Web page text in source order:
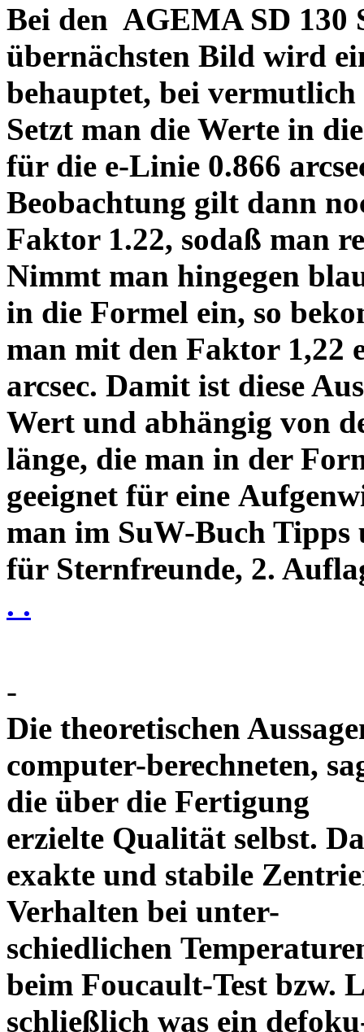
Bei den AGEMA SD 130
übernächsten Bild wird
behauptet, bei vermutlich
Setzt man die Werte in
für die e-Linie 0.866
Beobachtung gilt dann
Faktor 1.22, sodaß man
Nimmt man hingegen
in die Formel ein, so
man mit den Faktor 1,22
arcsec. Damit ist diese
Wert und abhängig von
länge, die man in der
geeignet für eine
man im SuW-Buch Tipps
für Sternfreunde, 2.
. .
-
Die theoretischen
computer-berechneten,
die über die Fertigung
erzielte Qualität selbst.
exakte und stabile
Verhalten bei unter-
schiedlichen
beim Foucault-Test bzw.
schließlich was ein